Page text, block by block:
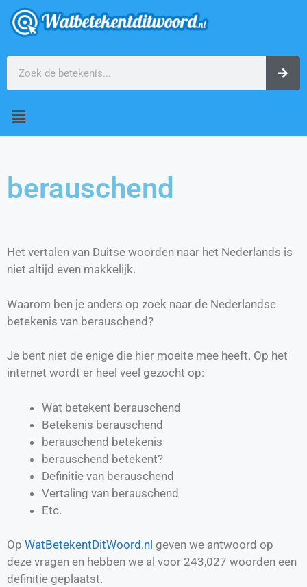
berauschend
Het vertalen van Duitse woorden naar het Nederlands is
niet altijd even makkelijk.
Waarom ben je anders op zoek naar de Nederlandse
betekenis van berauschend?
Je bent niet de enige die hier moeite mee heeft. Op het
internet wordt er heel veel gezocht op:
Wat betekent berauschend
Betekenis berauschend
berauschend betekenis
berauschend betekent?
Definitie van berauschend
Vertaling van berauschend
Etc.
Op WatBetekentDitWoord.nl geven we antwoord op
deze vragen en hebben we al voor 243,027 woorden een
definitie geplaatst.